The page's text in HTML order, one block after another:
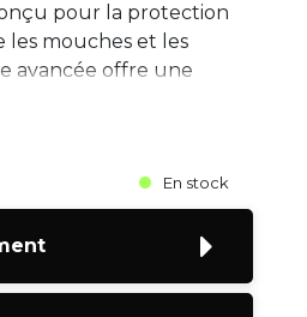
pour la protection
les mouches et les
avancée offre une
le bien-être de vos
En stock